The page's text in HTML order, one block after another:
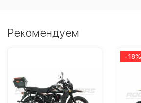
Рекомендуем
-18%